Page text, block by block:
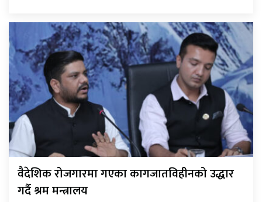
वैदेशिक रोजगारमा गएका कागजातविहीनको उद्धार
गर्दै श्रम मन्त्रालय